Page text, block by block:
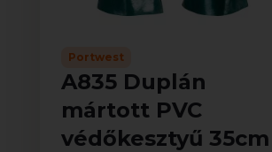
Portwest
A835 Duplán
mártott PVC
védőkesztyű 35cm